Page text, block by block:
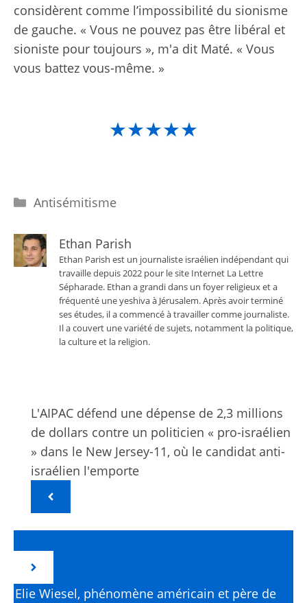
considèrent comme l’impossibilité du sionisme
de gauche. « Vous ne pouvez pas être libéral et
sioniste pour toujours », m'a dit Maté. « Vous
vous battez vous-même. »
★★★★★
Catégories
Antisémitisme
Ethan Parish
Ethan Parish est un journaliste israélien indépendant qui
travaille depuis 2022 pour le site Internet La Lettre
Sépharade. Ethan a grandi dans un foyer religieux et a
fréquenté une yeshiva à Jérusalem. Après avoir terminé
ses études, il a commencé à travailler comme journaliste.
Il a couvert une variété de sujets, notamment la politique,
la culture et la religion.
L'AIPAC défend une dépense de 2,3 millions
de dollars contre un politicien « pro-israélien
» dans le New Jersey-11, où le candidat anti-
israélien l'emporte
Elie Wiesel, phénomène américain et père de